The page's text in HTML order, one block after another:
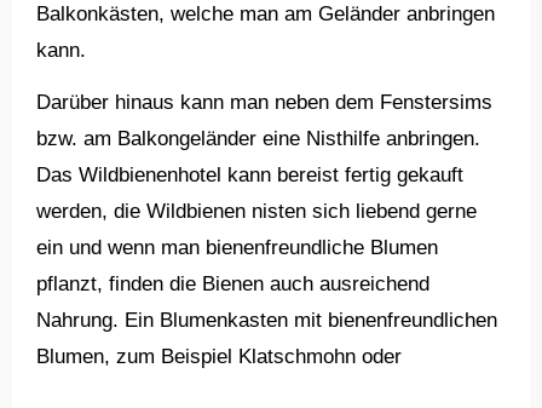
Balkonkästen, welche man am Geländer anbringen
kann.
Darüber hinaus kann man neben dem Fenstersims
bzw. am Balkongeländer eine Nisthilfe anbringen.
Das Wildbienenhotel kann bereist fertig gekauft
werden, die Wildbienen nisten sich liebend gerne
ein und wenn man bienenfreundliche Blumen
pflanzt, finden die Bienen auch ausreichend
Nahrung. Ein Blumenkasten mit bienenfreundlichen
Blumen, zum Beispiel Klatschmohn oder